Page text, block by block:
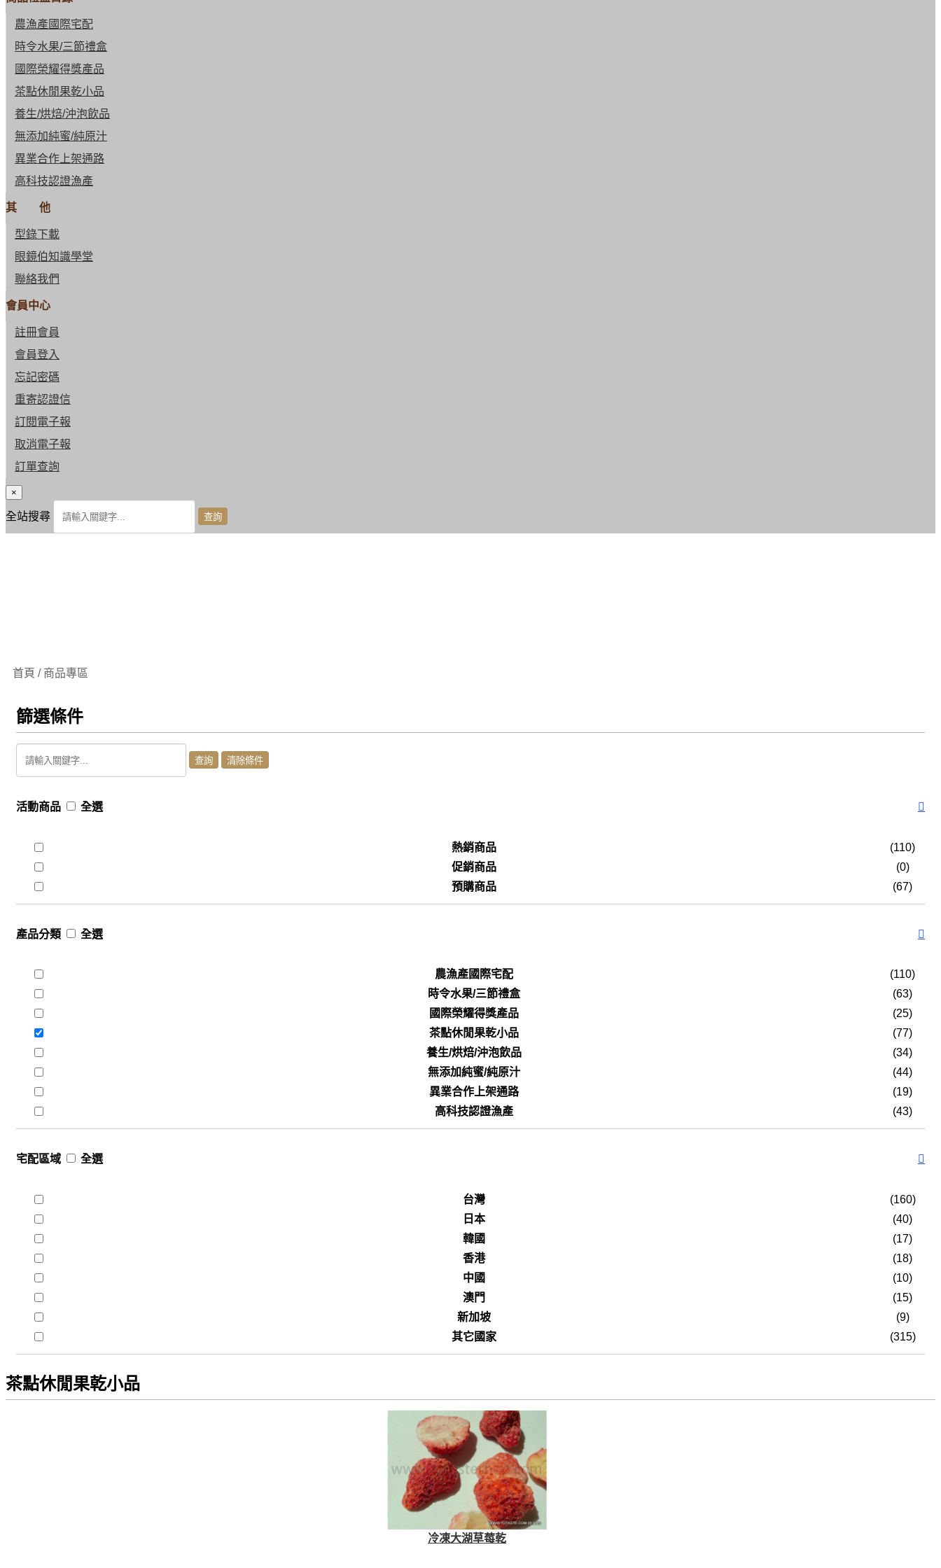
農漁產國際宅配
時令水果/三節禮盒
國際榮耀得獎產品
茶點休閒果乾小品
養生/烘焙/沖泡飲品
無添加純蜜/純原汁
異業合作上架通路
高科技認證漁產
其 他
型錄下載
眼鏡伯知識學堂
聯絡我們
會員中心
註冊會員
會員登入
忘記密碼
重寄認證信
訂閱電子報
取消電子報
訂單查詢
×
全站搜尋
首頁 / 商品專區
篩選條件
活動商品 全選
熱銷商品
(110)
促銷商品
(0)
預購商品
(67)
產品分類 全選
農漁產國際宅配
(110)
時令水果/三節禮盒
(63)
國際榮耀得獎產品
(25)
茶點休閒果乾小品
(77)
養生/烘焙/沖泡飲品
(34)
無添加純蜜/純原汁
(44)
異業合作上架通路
(19)
高科技認證漁產
(43)
宅配區域 全選
台灣
(160)
日本
(40)
韓國
(17)
香港
(18)
中國
(10)
澳門
(15)
新加坡
(9)
其它國家
(315)
茶點休閒果乾小品
冷凍大湖草莓乾